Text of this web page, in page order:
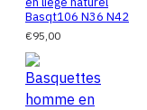
Basqt106 N36 N42
€95,00